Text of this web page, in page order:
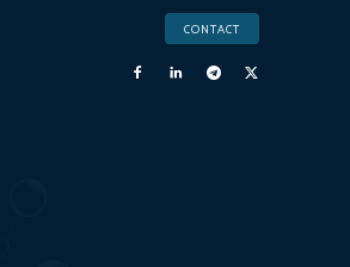
CONTACT